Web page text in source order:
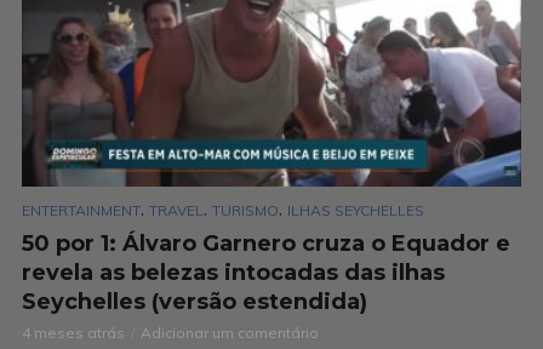
ENTERTAINMENT, TRAVEL , TURISMO, ILHAS SEYCHELLES
50 por 1: Álvaro Garnero cruza o Equador e
revela as belezas intocadas das ilhas
Seychelles (versão estendida)
4 meses atrás Adicionar um comentário